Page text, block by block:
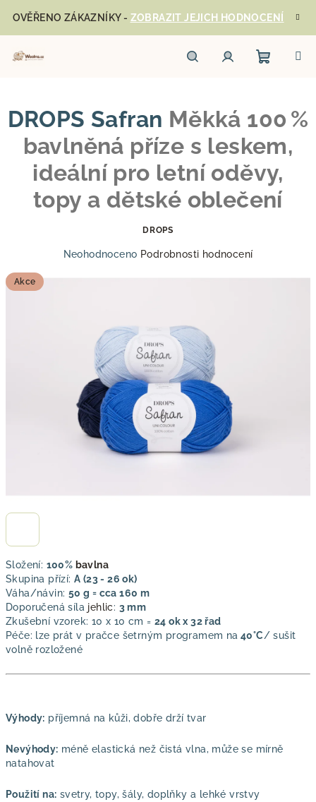
obsah
OVĚŘENO ZÁKAZNÍKY - ZOBRAZIT JEJICH HODNOCENÍ
košík
Složení: 100% bavlna
Skupina přízí: A (23 - 26 ok)
Váha/návin: 50 g = cca 160 m
Doporučená síla jehlic: 3 mm
Zkušební vzorek: 10 x 10 cm = 24 ok x 32 řad
Péče: lze prát v pračce šetrným programem na 40°C/ sušit
volně rozložené
Výhody: příjemná na kůži, dobře drží tvar
Nevýhody: méně elastická než čistá vlna, může se mírně
natahovat
Použití na: svetry, topy, šály, doplňky a lehké vrstvy
DROPS Safran Měkká 100 %
bavlněná příze s leskem,
ideální pro letní oděvy,
topy a dětské oblečení
DROPS
Průměrné
hvězdiček.
Neohodnoceno Podrobnosti hodnocení
Akce